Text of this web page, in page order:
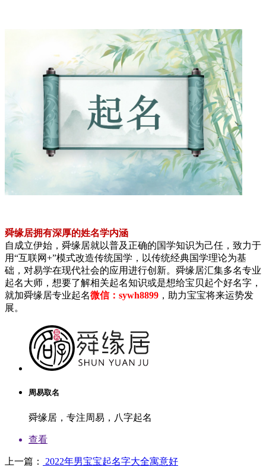
舜缘居拥有深厚的姓名学内涵
自成立伊始，舜缘居就以普及正确的国学知识为己任，致力于
用“互联网+”模式改造传统国学，以传统经典国学理论为基
础，对易学在现代社会的应用进行创新。舜缘居汇集多名专业
起名大师，想要了解相关起名知识或是想给宝贝起个好名字，
就加舜缘居专业起名微信：sywh8899 ，助力宝宝将来运势发
展。
周易取名
舜缘居，专注周易，八字起名
查看
上一篇： 2022年男宝宝起名字大全寓意好